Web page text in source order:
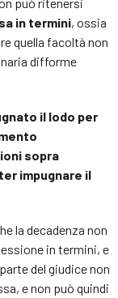
in termini, ossia
quella facoltà non
difforme
il lodo per
sopra
impugnare il
la decadenza non
in termini, e
del giudice non
e non può quindi